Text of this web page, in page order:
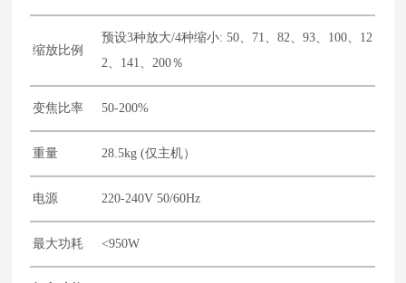
缩放比例
预设3种放大/4种缩小: 50、71、82、93、100、12
2、141、200％
变焦比率 50-200%
重量 28.5kg (仅主机）
电源 220-240V 50/60Hz
最大功耗 <950W